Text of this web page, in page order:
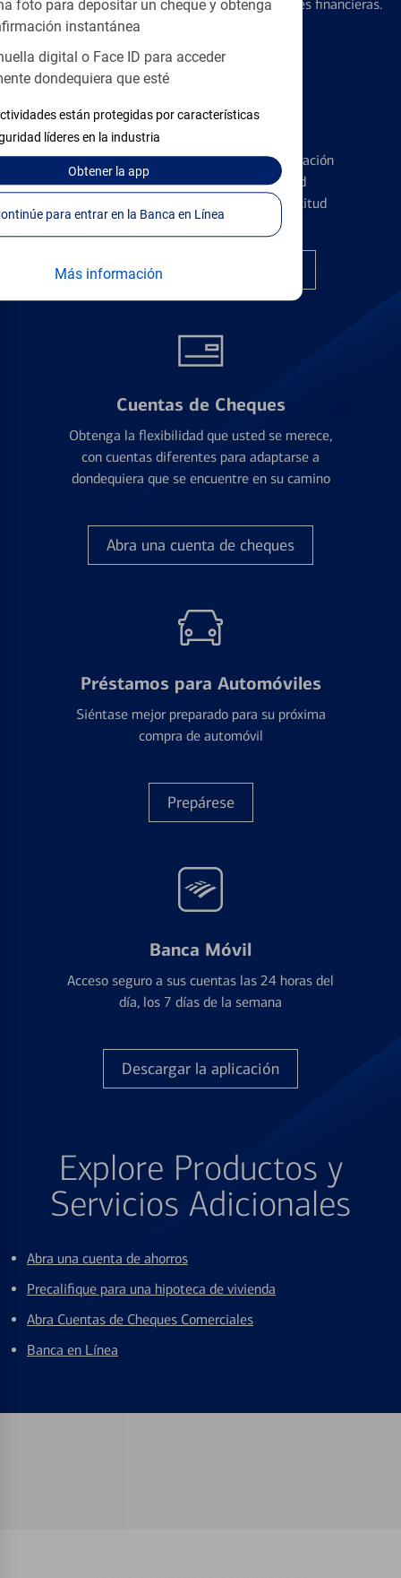
foto para depositar un cheque y obtenga
instantánea
digital o Face ID para acceder
dondequiera que esté
están protegidas por características
líderes en la industria
Obtenerla app
Continúe para entrar en la Banca en Línea
Más información
diseñados para ayudar con todas sus necesidades financieras.
Tarjetas de Crédito
Conozca los pormenores de la administración
de tarjetas de crédito y la identidad
financiera antes de presentar una solicitud
Encuentre la tarjeta correcta
Cuentas de Cheques
Obtenga la flexibilidad que usted se merece,
con cuentas diferentes para adaptarse a
dondequiera que se encuentre en su camino
Abra una cuenta de cheques
Préstamos para Automóviles
Siéntase mejor preparado para su próxima
compra de automóvil
Prepárese
Banca Móvil
Acceso seguro a sus cuentas las 24 horas del
día, los 7 días de la semana
Descargar la aplicación
Explore Productos y
Servicios Adicionales
Abra una cuenta de ahorros
Precalifique para una hipoteca de vivienda
Abra Cuentas de Cheques Comerciales
Banca en Línea